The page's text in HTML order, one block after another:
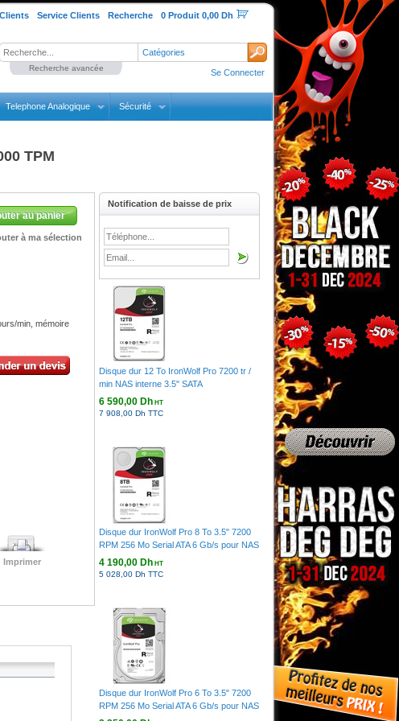
Service Clients Recherche 0 Produit 0,00 Dh
Catégories
Recherche avancée Se Connecter
Telephone Analogique Sécurité
TPM
au panier
à ma sélection
min, mémoire
Imprimer
Notification de baisse de prix
Disque dur 12 To IronWolf Pro 7200 tr /
min NAS interne 3.5" SATA
6 590,00 DhHT
7 908,00 Dh TTC
Disque dur IronWolf Pro 8 To 3.5" 7200
RPM 256 Mo Serial ATA 6 Gb/s pour NAS
4 190,00 DhHT
5 028,00 Dh TTC
Disque dur IronWolf Pro 6 To 3.5" 7200
RPM 256 Mo Serial ATA 6 Gb/s pour NAS